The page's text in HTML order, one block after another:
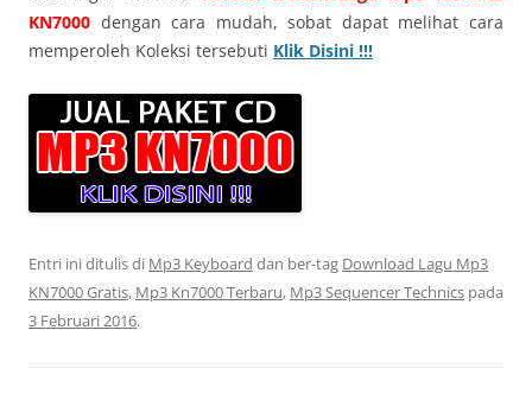
KN7000 dengan cara mudah, sobat dapat melihat cara
memperoleh Koleksi tersebuti Klik Disini !!!
Entri ini ditulis di Mp3 Keyboard dan ber-tag Download Lagu Mp3
KN7000 Gratis, Mp3 Kn7000 Terbaru, Mp3 Sequencer Technics pada
3 Februari 2016.